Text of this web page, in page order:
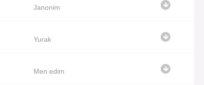
Janonim
Yurak
Men edim